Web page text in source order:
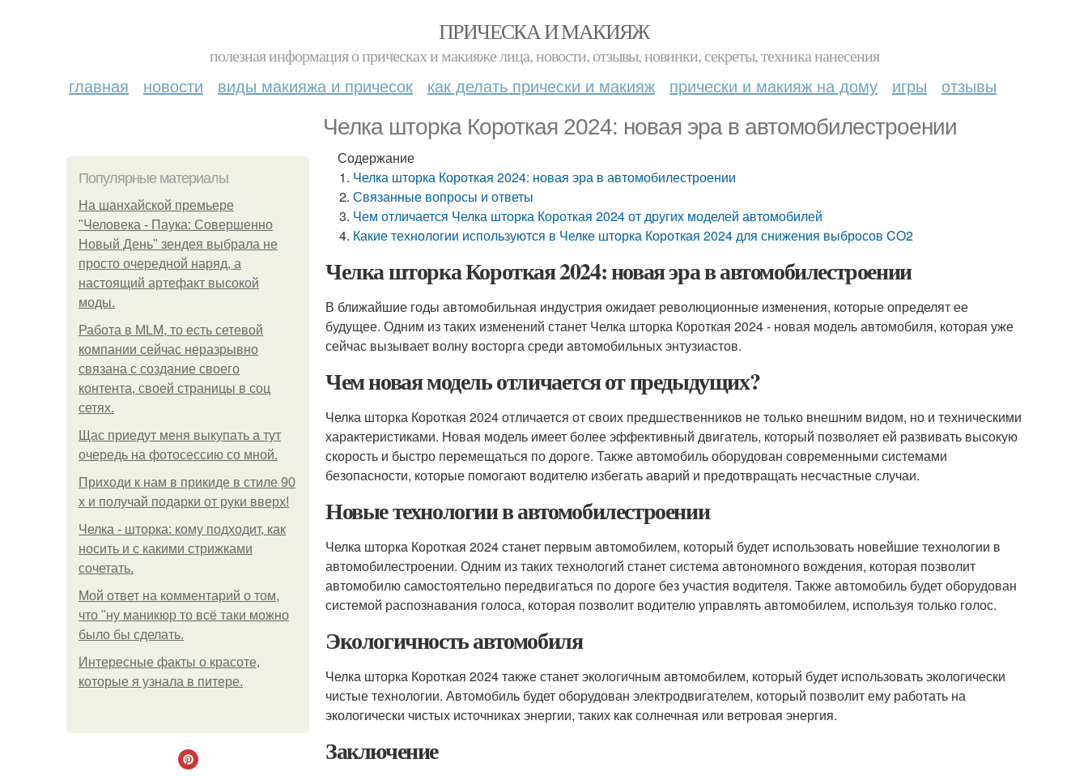
ПРИЧЕСКА И МАКИЯЖ
полезная информация о прическах и макияже лица, новости, отзывы, новинки, секреты, техника нанесения
главная новости виды макияжа и причесок как делать прически и макияж прически и макияж на дому игры отзывы
Челка шторка Короткая 2024: новая эра в автомобилестроении
Популярные материалы
На шанхайской премьере
"Человека - Паука: Совершенно
Новый День" зендея выбрала не
просто очередной наряд, а
настоящий артефакт высокой
моды.
Работа в MLM, то есть сетевой
компании сейчас неразрывно
связана с создание своего
контента, своей страницы в соц
сетях.
Щас приедут меня выкупать а тут
очередь на фотосессию со мной.
Приходи к нам в прикиде в стиле 90
х и получай подарки от руки вверх!
Челка - шторка: кому подходит, как
носить и с какими стрижками
сочетать.
Мой ответ на комментарий о том,
что "ну маникюр то всё таки можно
было бы сделать.
Интересные факты о красоте,
которые я узнала в питере.
Содержание
Челка шторка Короткая 2024: новая эра в автомобилестроении
Связанные вопросы и ответы
Чем отличается Челка шторка Короткая 2024 от других моделей автомобилей
Какие технологии используются в Челке шторка Короткая 2024 для снижения выбросов CO2
Челка шторка Короткая 2024: новая эра в автомобилестроении
В ближайшие годы автомобильная индустрия ожидает революционные изменения, которые определят ее
будущее. Одним из таких изменений станет Челка шторка Короткая 2024 - новая модель автомобиля, которая уже
сейчас вызывает волну восторга среди автомобильных энтузиастов.
Чем новая модель отличается от предыдущих?
Челка шторка Короткая 2024 отличается от своих предшественников не только внешним видом, но и техническими
характеристиками. Новая модель имеет более эффективный двигатель, который позволяет ей развивать высокую
скорость и быстро перемещаться по дороге. Также автомобиль оборудован современными системами
безопасности, которые помогают водителю избегать аварий и предотвращать несчастные случаи.
Новые технологии в автомобилестроении
Челка шторка Короткая 2024 станет первым автомобилем, который будет использовать новейшие технологии в
автомобилестроении. Одним из таких технологий станет система автономного вождения, которая позволит
автомобилю самостоятельно передвигаться по дороге без участия водителя. Также автомобиль будет оборудован
системой распознавания голоса, которая позволит водителю управлять автомобилем, используя только голос.
Экологичность автомобиля
Челка шторка Короткая 2024 также станет экологичным автомобилем, который будет использовать экологически
чистые технологии. Автомобиль будет оборудован электродвигателем, который позволит ему работать на
экологически чистых источниках энергии, таких как солнечная или ветровая энергия.
Заключение